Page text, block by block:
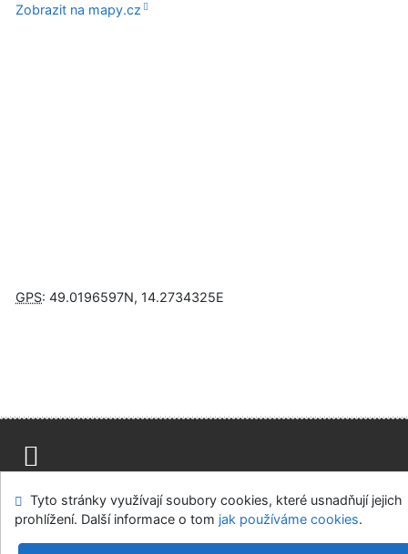
Zobrazit na mapy.cz
GPS: 49.0196597N, 14.2734325E
Nastavení cookies
Tyto stránky využívají soubory cookies, které usnadňují jejich
prohlížení. Další informace o tom jak používáme cookies.